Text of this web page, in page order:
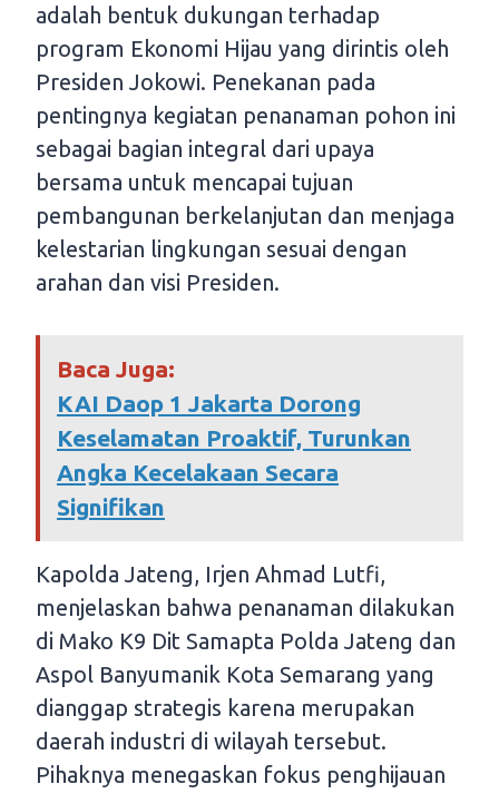
adalah bentuk dukungan terhadap
program Ekonomi Hijau yang dirintis oleh
Presiden Jokowi. Penekanan pada
pentingnya kegiatan penanaman pohon ini
sebagai bagian integral dari upaya
bersama untuk mencapai tujuan
pembangunan berkelanjutan dan menjaga
kelestarian lingkungan sesuai dengan
arahan dan visi Presiden.
Baca Juga:
KAI Daop 1 Jakarta Dorong
Keselamatan Proaktif, Turunkan
Angka Kecelakaan Secara
Signifikan
Kapolda Jateng, Irjen Ahmad Lutfi,
menjelaskan bahwa penanaman dilakukan
di Mako K9 Dit Samapta Polda Jateng dan
Aspol Banyumanik Kota Semarang yang
dianggap strategis karena merupakan
daerah industri di wilayah tersebut.
Pihaknya menegaskan fokus penghijauan